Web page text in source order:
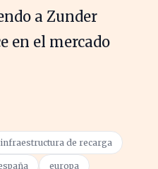
a Zunder
en el mercado
infraestructura de recarga
europa